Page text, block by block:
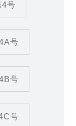
号
号
号
号